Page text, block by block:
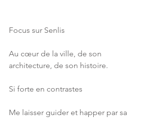
Focus sur Senlis
Au cœur de la ville, de son
architecture, de son histoire.
Si forte en contrastes
Me laisser guider et happer par sa